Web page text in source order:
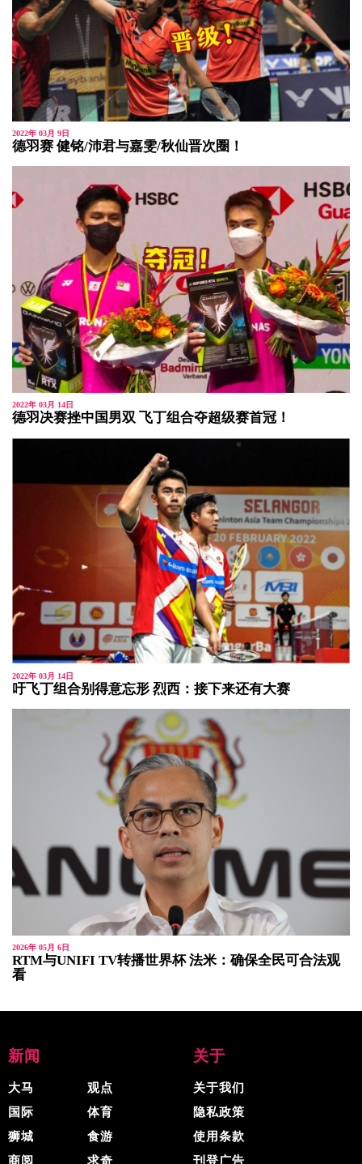
2022年 03月 9日
德羽赛 健铭/沛君与嘉雯/秋仙晋次圈！
2022年 03月 14日
德羽决赛挫中国男双 飞丁组合夺超级赛首冠！
2022年 03月 14日
吁飞丁组合别得意忘形 烈西：接下来还有大赛
2026年 05月 6日
RTM与UNIFI TV转播世界杯 法米：确保全民可合法观
看
新闻
大马
国际
狮城
商阅
观点
体育
食游
求奇
关于
关于我们
隐私政策
使用条款
刊登广告